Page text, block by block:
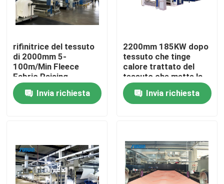
Casa
Contatti
Prodotti
rifinitrice del tessuto
di 2000mm 5-
100m/Min Fleece
Fabric Raising
Machine Stenter
Invia richiesta
2200mm 185KW dopo
tessuto che tinge
calore trattato del
tessuto che mette la
macchina di finitura di
StenterInvia richiesta